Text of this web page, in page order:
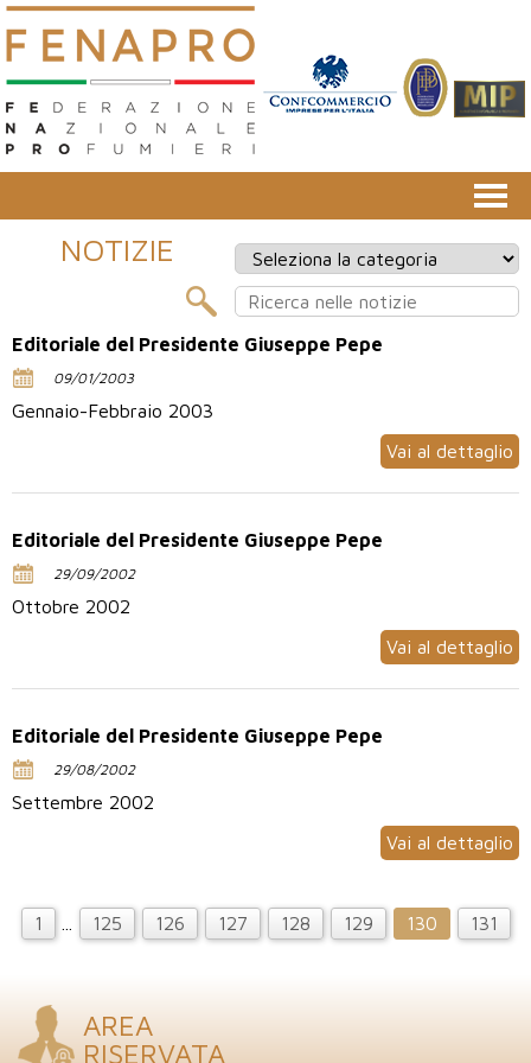
NOTIZIE
Editoriale del Presidente Giuseppe Pepe
09/01/2003
Gennaio-Febbraio 2003
Vai al dettaglio
Editoriale del Presidente Giuseppe Pepe
29/09/2002
Ottobre 2002
Vai al dettaglio
Editoriale del Presidente Giuseppe Pepe
29/08/2002
Settembre 2002
Vai al dettaglio
1 125 126 127 128 129 130 131
AREA
RISERVATA